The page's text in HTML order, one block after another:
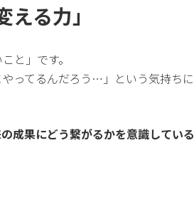
る力」
と」です。
ってるんだろう…」という気持ちに
成果にどう繋がるかを意識している